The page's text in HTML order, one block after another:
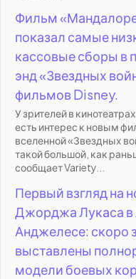
Фильм
показал самые
кассовые сборы в
энд «Звездных
фильмов Disney.
У зрителей в
есть интерес к новым
вселенной «Звездных
такой большой, как
сообщает Variety...
Первый взгляд на
Джорджа Лукаса в
Анджелесе: скоро
выставлены
модели боевых